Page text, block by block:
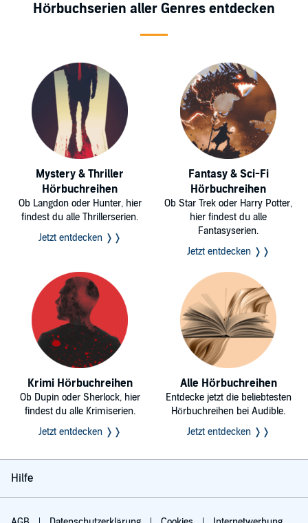
Hörbuchserien aller Genres entdecken
Mystery & Thriller
Hörbuchreihen
Ob Langdon oder Hunter, hier
findest du alle Thrillerserien.
Jetzt entdecken ❭❭
Fantasy & Sci-Fi
Hörbuchreihen
Ob Star Trek oder Harry Potter,
hier findest du alle
Fantasyserien.
Jetzt entdecken ❭❭
Krimi Hörbuchreihen
Ob Dupin oder Sherlock, hier
findest du alle Krimiserien.
Jetzt entdecken ❭❭
Alle Hörbuchreihen
Entdecke jetzt die beliebtesten
Hörbuchreihen bei Audible.
Jetzt entdecken ❭❭
Hilfe